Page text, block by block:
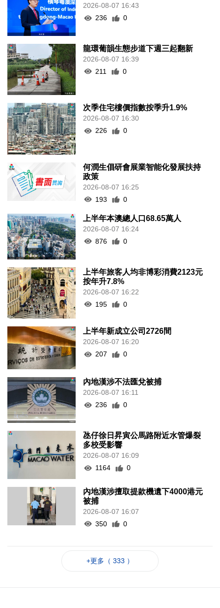
2026-08-07 16:43
236
0
龍環葡韻生態步道下週三起翻新
2026-08-07 16:39
211
0
次季住宅樓價指數按季升1.9%
2026-08-07 16:30
226
0
何潤生倡研會展業智能化發展扶持
政策
2026-08-07 16:25
193
0
上半年本澳總人口68.65萬人
2026-08-07 16:24
876
0
上半年旅客人均非博彩消費2123元
按年升7.8%
2026-08-07 16:22
195
0
上半年新成立公司2726間
2026-08-07 16:20
207
0
內地漢涉不法匯兌被捕
2026-08-07 16:11
236
0
氹仔徐日昇寅公馬路附近水管爆裂
多校受影響
2026-08-07 16:09
1164
0
內地漢涉擅取提款機遺下4000港元
被捕
2026-08-07 16:07
350
0
+更多（ 333 ）